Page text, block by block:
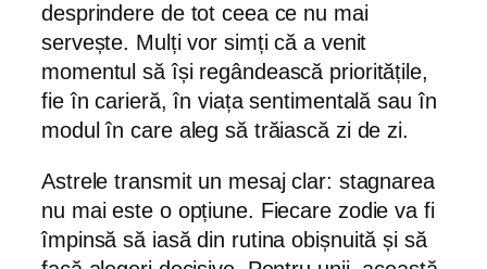
desprindere de tot ceea ce nu mai
servește. Mulți vor simți că a venit
momentul să își regândească prioritățile,
fie în carieră, în viața sentimentală sau în
modul în care aleg să trăiască zi de zi.
Astrele transmit un mesaj clar: stagnarea
nu mai este o opțiune. Fiecare zodie va fi
împinsă să iasă din rutina obișnuită și să